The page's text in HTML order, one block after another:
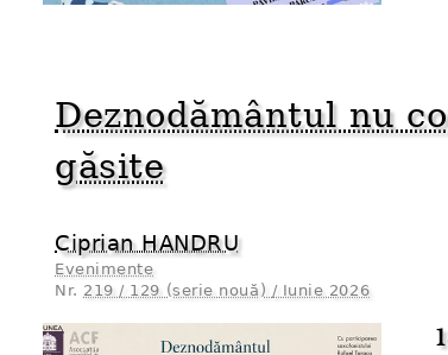
Deznodământul nu
găsite
Ciprian HANDRU
Evenimente
Nr. 219 / 129 (serie nouă) / Iunie 2026